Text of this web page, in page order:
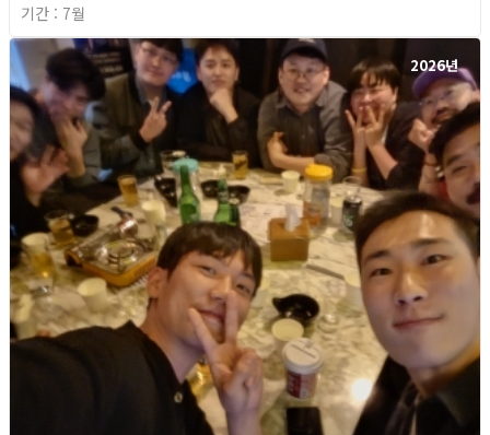
기간 : 7월
2026년